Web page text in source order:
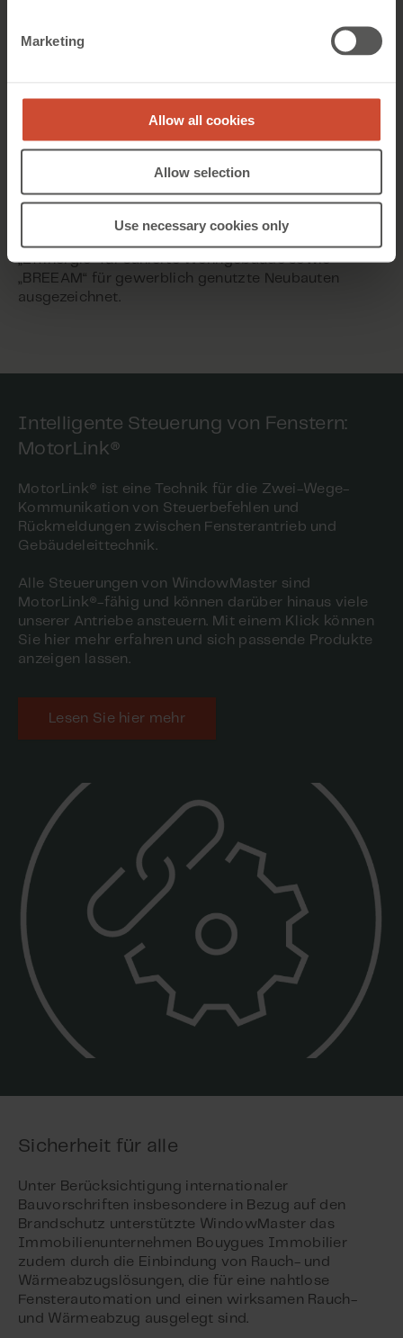
Marketing
Allow all cookies
Allow selection
Use necessary cookies only
Umweltbelastung realisiert werden konnte.
Nutzung der Außenluftströme zur Lüftung der
Innenräume ermöglicht es, den Komfort für die
Gebäudenutzer zu steigern und die Raumluftqualität
Gesamtenergieverbrauch zu reduzieren.
„Effinergie“ für sanierte Wohngebäude sowie
„BREEAM“ für gewerblich genutzte Neubauten
ausgezeichnet.
Intelligente Steuerung von Fenstern:
MotorLink®
MotorLink® ist eine Technik für die Zwei-Wege-
Kommunikation von Steuerbefehlen und
Rückmeldungen zwischen Fensterantrieb und
Gebäudeleittechnik.
Alle Steuerungen von WindowMaster sind
MotorLink®-fähig und können darüber hinaus viele
unserer Antriebe ansteuern. Mit einem Klick können
Sie hier mehr erfahren und sich passende Produkte
anzeigen lassen.
Lesen Sie hier mehr
Sicherheit für alle
Unter Berücksichtigung internationaler
Bauvorschriften insbesondere in Bezug auf den
Brandschutz unterstützte WindowMaster das
Immobilienunternehmen Bouygues Immobilier
zudem durch die Einbindung von Rauch- und
Wärmeabzugslösungen, die für eine nahtlose
Fensterautomation und einen wirksamen Rauch-
und Wärmeabzug ausgelegt sind.